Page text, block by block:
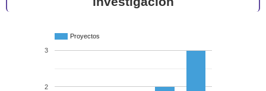
Proyectos
2
3